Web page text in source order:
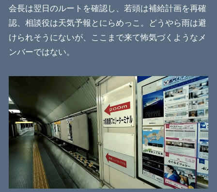
会長は翌日のルートを確認し、若頭は補給計画を再確
認、相談役は天気予報とにらめっこ。どうやら雨は避
けられそうにないが、ここまで来て怖気づくようなメ
ンバーではない。